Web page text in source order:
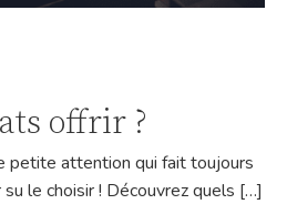
offrir ?
petite attention qui fait toujours
le choisir ! Découvrez quels […]